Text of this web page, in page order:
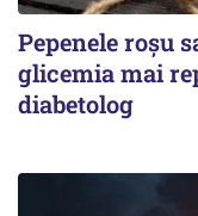
Pepenele roșu
glicemia mai
diabetolog